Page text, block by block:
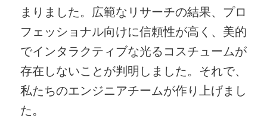
まりました。広範なリサーチの結果、プロ
フェッショナル向けに信頼性が高く、美的
でインタラクティブな光るコスチュームが
存在しないことが判明しました。それで、
私たちのエンジニアチームが作り上げまし
た。